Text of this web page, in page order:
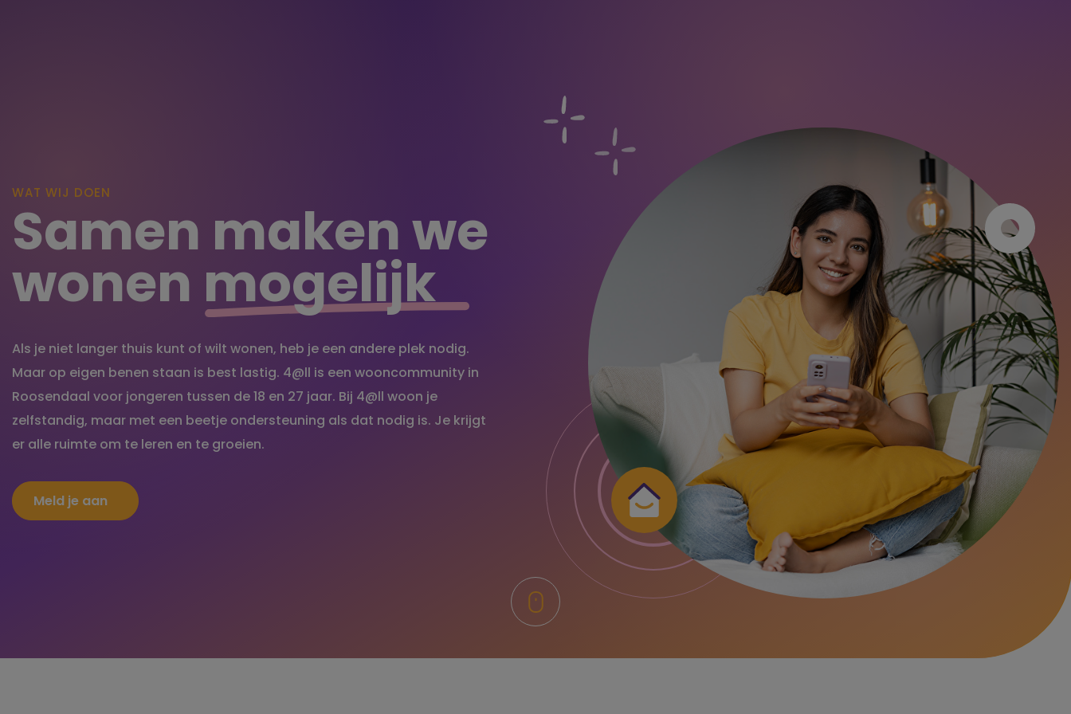
WAT WIJ DOEN
Samen maken we
wonen mogelijk
Als je niet langer thuis kunt of wilt wonen, heb je een andere plek nodig.
Maar op eigen benen staan is best lastig. 4@ll is een wooncommunity in
Roosendaal voor jongeren tussen de 18 en 27 jaar. Bij 4@ll woon je
zelfstandig, maar met een beetje ondersteuning als dat nodig is. Je krijgt
er alle ruimte om te leren en te groeien.
Meld je aan